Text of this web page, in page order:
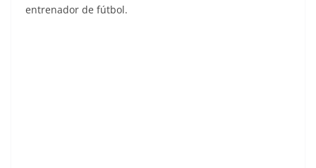
entrenador de fútbol.